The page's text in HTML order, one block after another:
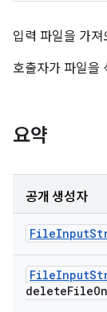
입력 파일을 가져
호출자가 파일을
요약
공개 생성자
FileInput
FileInput
deleteFileOn